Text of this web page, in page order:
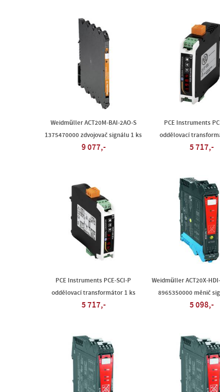
Weidmüller ACT20M-BAI-2AO-S
1375470000 zdvojovač signálu 1 ks
9 077,-
PCE Instruments
oddělovací
5 717,-
PCE Instruments PCE-SCI-P
oddělovací transformátor 1 ks
5 717,-
Weidmüller ACT20X-HDI-
8965350000 měnič
5 098,-